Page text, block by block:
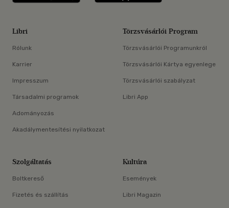
Libri
Rólunk
Karrier
Impresszum
Társadalmi programok
Adományozás
Akadálymentesítési nyilatkozat
Törzsvásárlói Program
Törzsvásárlói Programunkról
Törzsvásárlói Kártya egyenlege
Törzsvásárlói szabályzat
Libri App
Szolgáltatás
Boltkereső
Fizetés és szállítás
Kultúra
Események
Libri Magazin